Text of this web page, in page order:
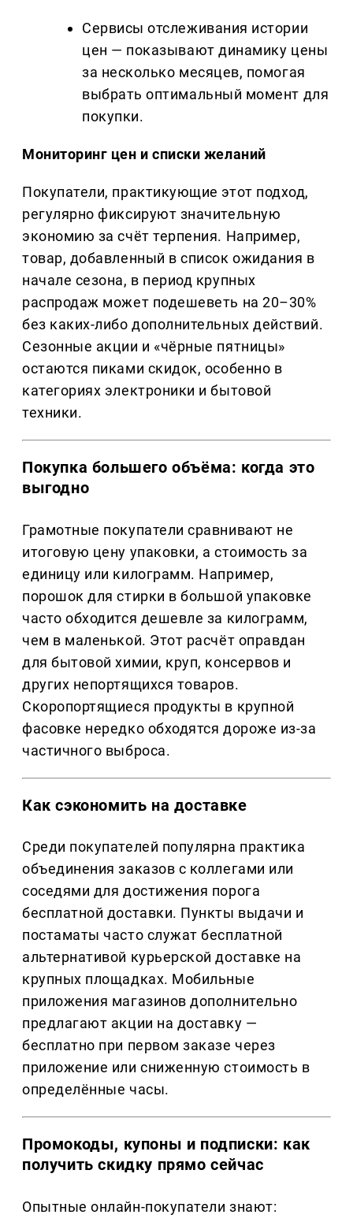
Сервисы отслеживания истории
цен — показывают динамику цены
за несколько месяцев, помогая
выбрать оптимальный момент для
покупки.
Мониторинг цен и списки желаний
Покупатели, практикующие этот подход,
регулярно фиксируют значительную
экономию за счёт терпения. Например,
товар, добавленный в список ожидания в
начале сезона, в период крупных
распродаж может подешеветь на 20–30%
без каких-либо дополнительных действий.
Сезонные акции и «чёрные пятницы»
остаются пиками скидок, особенно в
категориях электроники и бытовой
техники.
Покупка большего объёма: когда это
выгодно
Грамотные покупатели сравнивают не
итоговую цену упаковки, а стоимость за
единицу или килограмм. Например,
порошок для стирки в большой упаковке
часто обходится дешевле за килограмм,
чем в маленькой. Этот расчёт оправдан
для бытовой химии, круп, консервов и
других непортящихся товаров.
Скоропортящиеся продукты в крупной
фасовке нередко обходятся дороже из-за
частичного выброса.
Как сэкономить на доставке
Среди покупателей популярна практика
объединения заказов с коллегами или
соседями для достижения порога
бесплатной доставки. Пункты выдачи и
постаматы часто служат бесплатной
альтернативой курьерской доставке на
крупных площадках. Мобильные
приложения магазинов дополнительно
предлагают акции на доставку —
бесплатно при первом заказе через
приложение или сниженную стоимость в
определённые часы.
Промокоды, купоны и подписки: как
получить скидку прямо сейчас
Опытные онлайн-покупатели знают: